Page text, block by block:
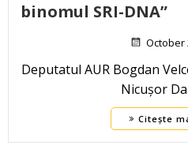
binomul SRI-DNA”
October
Deputatul AUR Bogdan
Nicușor
Citește